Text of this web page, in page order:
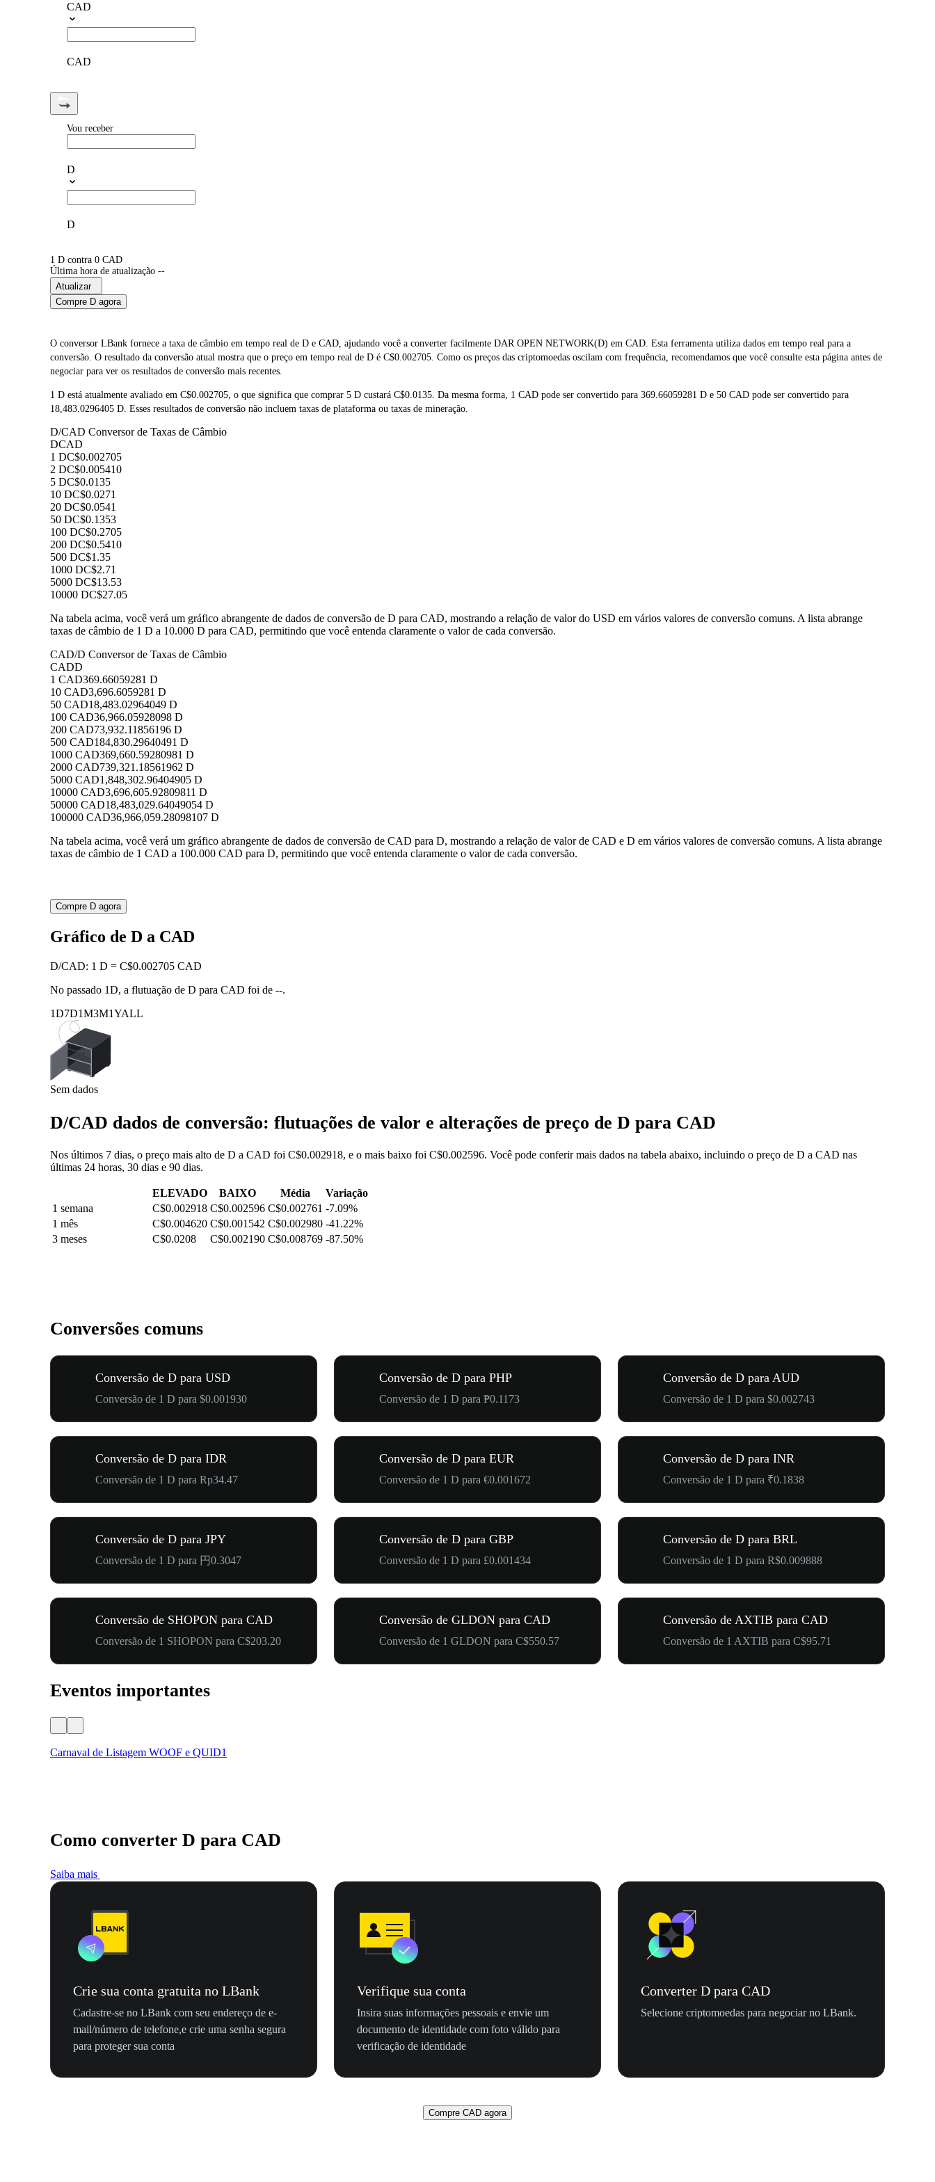
CAD
CAD
Vou receber
D
D
1 D contra 0 CAD
Última hora de atualização --
Atualizar
Compre D agora
O conversor LBank fornece a taxa de câmbio em tempo real de D e CAD, ajudando você a converter facilmente DAR OPEN NETWORK(D) em CAD. Esta ferramenta utiliza dados em tempo real para a
conversão. O resultado da conversão atual mostra que o preço em tempo real de D é C$0.002705. Como os preços das criptomoedas oscilam com frequência, recomendamos que você consulte esta página antes de
negociar para ver os resultados de conversão mais recentes.
1 D está atualmente avaliado em C$0.002705, o que significa que comprar 5 D custará C$0.0135. Da mesma forma, 1 CAD pode ser convertido para 369.66059281 D e 50 CAD pode ser convertido para
18,483.0296405 D. Esses resultados de conversão não incluem taxas de plataforma ou taxas de mineração.
D/CAD Conversor de Taxas de Câmbio
DCAD
1 DC$0.002705
2 DC$0.005410
5 DC$0.0135
10 DC$0.0271
20 DC$0.0541
50 DC$0.1353
100 DC$0.2705
200 DC$0.5410
500 DC$1.35
1000 DC$2.71
5000 DC$13.53
10000 DC$27.05
Na tabela acima, você verá um gráfico abrangente de dados de conversão de D para CAD, mostrando a relação de valor do USD em vários valores de conversão comuns. A lista abrange
taxas de câmbio de 1 D a 10.000 D para CAD, permitindo que você entenda claramente o valor de cada conversão.
CAD/D Conversor de Taxas de Câmbio
CADD
1 CAD369.66059281 D
10 CAD3,696.6059281 D
50 CAD18,483.02964049 D
100 CAD36,966.05928098 D
200 CAD73,932.11856196 D
500 CAD184,830.29640491 D
1000 CAD369,660.59280981 D
2000 CAD739,321.18561962 D
5000 CAD1,848,302.96404905 D
10000 CAD3,696,605.92809811 D
50000 CAD18,483,029.64049054 D
100000 CAD36,966,059.28098107 D
Na tabela acima, você verá um gráfico abrangente de dados de conversão de CAD para D, mostrando a relação de valor de CAD e D em vários valores de conversão comuns. A lista abrange
taxas de câmbio de 1 CAD a 100.000 CAD para D, permitindo que você entenda claramente o valor de cada conversão.
Compre D agora
Gráfico de D a CAD
D/CAD: 1 D = C$0.002705 CAD
No passado 1D, a flutuação de D para CAD foi de --.
1D7D1M3M1YALL
Sem dados
D/CAD dados de conversão: flutuações de valor e alterações de preço de D para CAD
Nos últimos 7 dias, o preço mais alto de D a CAD foi C$0.002918, e o mais baixo foi C$0.002596. Você pode conferir mais dados na tabela abaixo, incluindo o preço de D a CAD nas
últimas 24 horas, 30 dias e 90 dias.
ELEVADO BAIXO Média
Variação
1 semana
C$0.002918 C$0.002596 C$0.002761 -7.09%
1 mês
C$0.004620 C$0.001542 C$0.002980 -41.22%
3 meses
C$0.0208 C$0.002190 C$0.008769 -87.50%
Conversões comuns
Conversão de D para USD
Conversão de 1 D para $0.001930
Conversão de D para PHP
Conversão de 1 D para ₱0.1173
Conversão de D para AUD
Conversão de 1 D para $0.002743
Conversão de D para IDR
Conversão de 1 D para Rp34.47
Conversão de D para EUR
Conversão de 1 D para €0.001672
Conversão de D para INR
Conversão de 1 D para ₹0.1838
Conversão de D para JPY
Conversão de 1 D para 円0.3047
Conversão de D para GBP
Conversão de 1 D para £0.001434
Conversão de D para BRL
Conversão de 1 D para R$0.009888
Conversão de SHOPON para CAD
Conversão de 1 SHOPON para C$203.20
Conversão de GLDON para CAD
Conversão de 1 GLDON para C$550.57
Conversão de AXTIB para CAD
Conversão de 1 AXTIB para C$95.71
Eventos importantes
Carnaval de Listagem WOOF e QUID1
Como converter D para CAD
Saiba mais
Crie sua conta gratuita no LBank
Cadastre-se no LBank com seu endereço de e-
mail/número de telefone,e crie uma senha segura
para proteger sua conta
Verifique sua conta
Insira suas informações pessoais e envie um
documento de identidade com foto válido para
verificação de identidade
Converter D para CAD
Selecione criptomoedas para negociar no LBank.
Compre CAD agora